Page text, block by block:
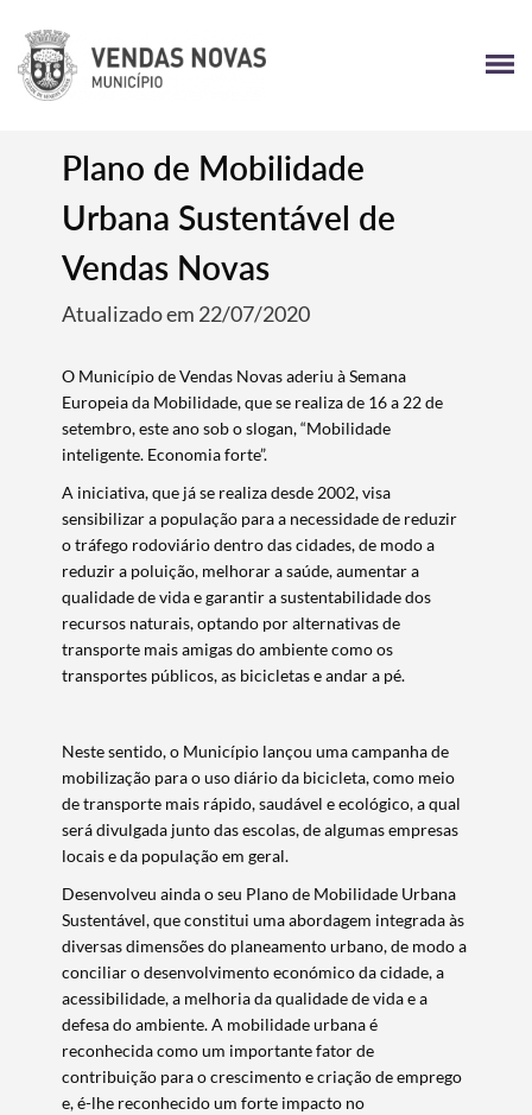
Plano de Mobilidade
Urbana Sustentável de
Vendas Novas
Atualizado em 22/07/2020
O Município de Vendas Novas aderiu à Semana
Europeia da Mobilidade, que se realiza de 16 a 22 de
setembro, este ano sob o slogan, “Mobilidade
inteligente. Economia forte”.
A iniciativa, que já se realiza desde 2002, visa
sensibilizar a população para a necessidade de reduzir
o tráfego rodoviário dentro das cidades, de modo a
reduzir a poluição, melhorar a saúde, aumentar a
qualidade de vida e garantir a sustentabilidade dos
recursos naturais, optando por alternativas de
transporte mais amigas do ambiente como os
transportes públicos, as bicicletas e andar a pé.
Neste sentido, o Município lançou uma campanha de
mobilização para o uso diário da bicicleta, como meio
de transporte mais rápido, saudável e ecológico, a qual
será divulgada junto das escolas, de algumas empresas
locais e da população em geral.
Desenvolveu ainda o seu Plano de Mobilidade Urbana
Sustentável, que constitui uma abordagem integrada às
diversas dimensões do planeamento urbano, de modo a
conciliar o desenvolvimento económico da cidade, a
acessibilidade, a melhoria da qualidade de vida e a
defesa do ambiente. A mobilidade urbana é
reconhecida como um importante fator de
contribuição para o crescimento e criação de emprego
e, é-lhe reconhecido um forte impacto no